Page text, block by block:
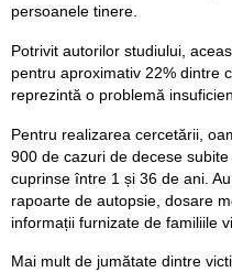
persoanele tinere.
Potrivit autorilor studiului,
pentru aproximativ 22% dintre
reprezintă o problemă
Pentru realizarea cercetării,
900 de cazuri de decese
cuprinse între 1 și 36 de ani.
rapoarte de autopsie, dosare
informații furnizate de familiile
Mai mult de jumătate dintre